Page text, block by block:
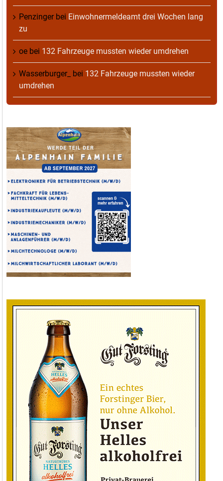
Penzingerbei Einwohnermeldeamt drei Wochen lang
zu
oe bei 132 Fahrzeuge mussten wieder umdrehen
Wasserburger_ bei 132 Fahrzeuge mussten wieder
umdrehen